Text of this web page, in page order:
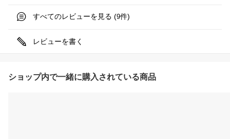
すべてのレビューを見る (9件)
レビューを書く
ショップ内で一緒に購入されている商品